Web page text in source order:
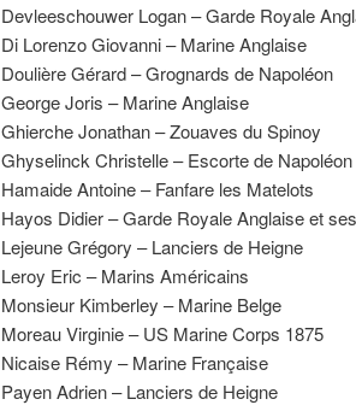
Devleeschouwer Logan – Garde Royale
Di Lorenzo Giovanni – Marine Anglaise
Doulière Gérard – Grognards de Napoléon
George Joris – Marine Anglaise
Ghierche Jonathan – Zouaves du Spinoy
Ghyselinck Christelle – Escorte de Napoléon
Hamaide Antoine – Fanfare les Matelots
Hayos Didier – Garde Royale Anglaise et
Lejeune Grégory – Lanciers de Heigne
Leroy Eric – Marins Américains
Monsieur Kimberley – Marine Belge
Moreau Virginie – US Marine Corps 1875
Nicaise Rémy – Marine Française
Payen Adrien – Lanciers de Heigne